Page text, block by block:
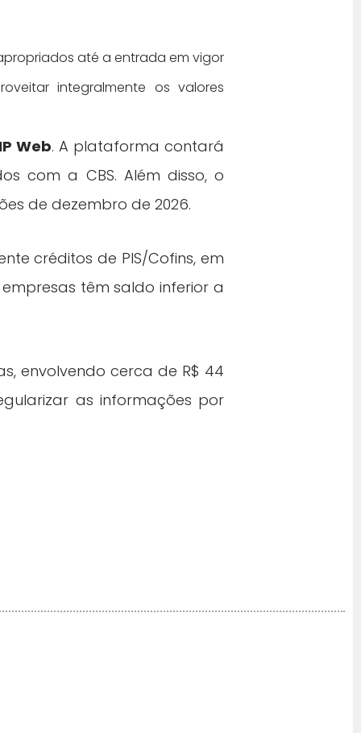
até a entrada em vigor
integralmente os valores
Web. A plataforma contará
com a CBS. Além disso, o
de dezembro de 2026.
créditos de PIS/Cofins, em
têm saldo inferior a
envolvendo cerca de R$ 44
as informações por